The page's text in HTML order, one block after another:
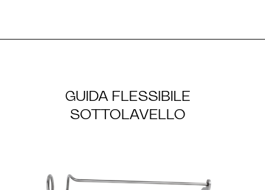
GUIDA FLESSIBILE
SOTTOLAVELLO